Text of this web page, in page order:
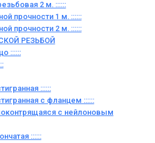
2 м. ::::::
прочности 1 м. ::::::
прочности 2 м. ::::::
РЕЗЬБОЙ
::::::
::::::
с фланцем ::::::
с нейлоновым
::::::